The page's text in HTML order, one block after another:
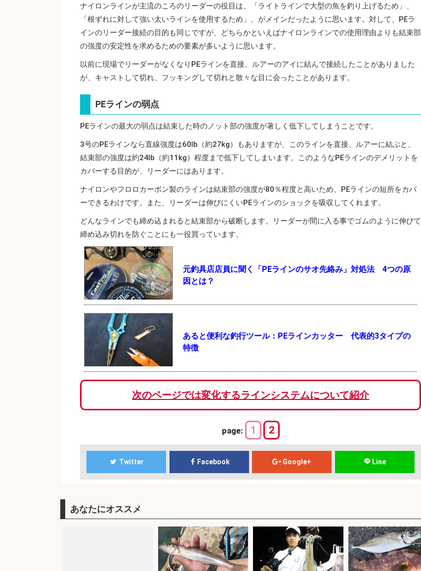
ナイロンラインが主流のころのリーダーの役目は、「ライトラインで大型の魚を釣り上げるため」、
「根ずれに対して強い太いラインを使用するため」、がメインだったように思います。対して、PEラ
インのリーダー接続の目的も同じですが、どちらかといえばナイロンラインでの使用理由よりも結束部
の強度の安定性を求めるための要素が多いように思います。
以前に現場でリーダーがなくなりPEラインを直接、ルアーのアイに結んで接続したことがありました
が、キャストして切れ、フッキングして切れと散々な目に会ったことがあります。
PEラインの弱点
PEラインの最大の弱点は結束した時のノット部の強度が著しく低下してしまうことです。
3号のPEラインなら直線強度は60lb（約27kg）もありますが、このラインを直接、ルアーに結ぶと、
結束部の強度は約24lb（約11kg）程度まで低下してしまいます。このようなPEラインのデメリットを
カバーする目的が、リーダーにはあります。
ナイロンやフロロカーボン製のラインは結束部の強度が80％程度と高いため、PEラインの短所をカバ
ーできるわけです。また、リーダーは伸びにくいPEラインのショックを吸収してくれます。
どんなラインでも締め込まれると結束部から破断します。リーダーが間に入る事でゴムのように伸びて
締め込み切れを防ぐことにも一役買っています。
元釣具店店員に聞く「PEラインのサオ先絡み」対処法 4つの原
因とは？
あると便利な釣行ツール：PEラインカッター 代表的3タイプの
特徴
次のページでは変化するラインシステムについて紹介
page: 1 2
Twitter Facebook Google+ Line
あなたにオススメ